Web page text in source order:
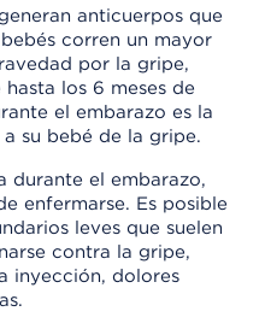
anticuerpos que
corren un mayor
por la gripe,
los 6 meses de
el embarazo es la
su bebé de la gripe.
durante el embarazo,
enfermarse. Es posible
leves que suelen
contra la gripe,
inyección, dolores